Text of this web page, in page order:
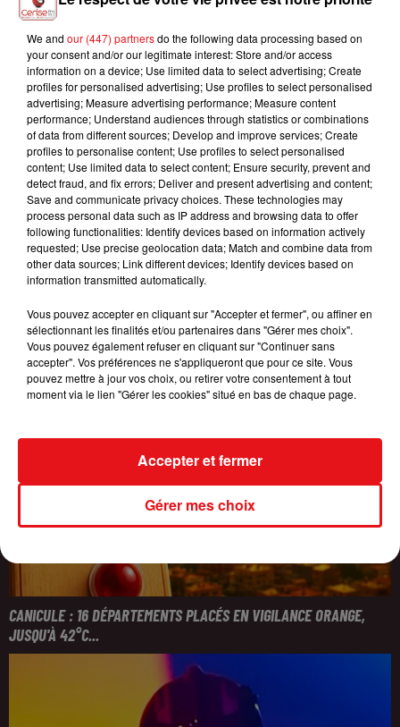
INCENDIES : 184 PERSONNES INTERPELLÉES DEPUIS DÉBUT
JUILLET, DES...
CANICULE : 16 DÉPARTEMENTS PLACÉS EN VIGILANCE ORANGE,
JUSQU'À 42°C...
We and our (447) partnersdo the following data processing based on
your consent and/or our legitimate interest: Store and/or access
information on a device; Use limited data to select advertising; Create
profiles for personalised advertising; Use profiles to select personalised
advertising; Measure advertising performance; Measure content
performance; Understand audiences through statistics or combinations
of data from different sources; Develop and improve services; Create
profiles to personalise content; Use profiles to select personalised
content; Use limited data to select content; Ensure security, prevent and
detect fraud, and fix errors; Deliver and present advertising and content;
Save and communicate privacy choices. These technologies may
process personal data such as IP address and browsing data to offer
following functionalities: Identify devices based on information actively
requested; Use precise geolocation data; Match and combine data from
other data sources; Link different devices; Identify devices based on
information transmitted automatically.
Vous pouvez accepter en cliquant sur "Accepter et fermer", ou affiner en
sélectionnant les finalités et/ou partenaires dans "Gérer mes choix".
Vous pouvez également refuser en cliquant sur "Continuer sans
accepter". Vos préférences ne s'appliqueront que pour ce site. Vous
pouvez mettre à jour vos choix, ou retirer votre consentement à tout
moment via le lien "Gérer les cookies" situé en bas de chaque page.
Gérer mes choix
Accepter et fermer